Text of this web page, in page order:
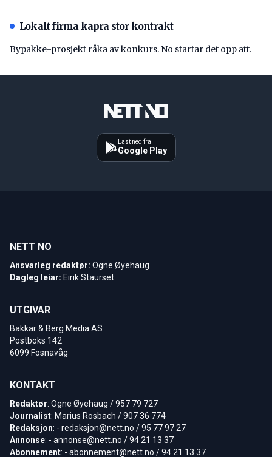
Lokalt firma kapra stor kontrakt
Bypakke-prosjekt råka av konkurs. No startar det opp att.
Last ned fra
Google Play
NETT NO
Ansvarleg redaktør: Ogne Øyehaug
Dagleg leiar: Eirik Staurset
UTGIVAR
Bakkar & Berg Media AS
Postboks 142
6099 Fosnavåg
KONTAKT
Redaktør: Ogne Øyehaug / 957 79 727
Journalist: Marius Rosbach / 907 36 774
Redaksjon: - redaksjon@nett.no / 95 77 97 27
Annonse: - annonse@nett.no / 94 21 13 37
Abonnement: - abonnement@nett.no / 94 21 13 37